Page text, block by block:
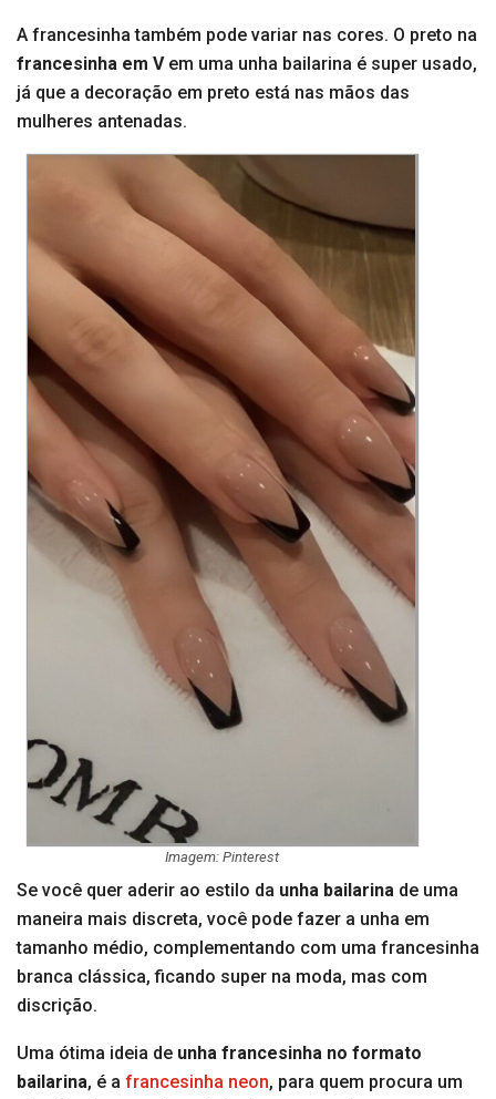
A francesinha também pode variar nas cores. O preto na
francesinha em V em uma unha bailarina é super usado,
já que a decoração em preto está nas mãos das
mulheres antenadas.
Imagem: Pinterest
Se você quer aderir ao estilo da unha bailarina de uma
maneira mais discreta, você pode fazer a unha em
tamanho médio, complementando com uma francesinha
branca clássica, ficando super na moda, mas com
discrição.
Uma ótima ideia de unha francesinha no formato
bailarina, é a francesinha neon, para quem procura um